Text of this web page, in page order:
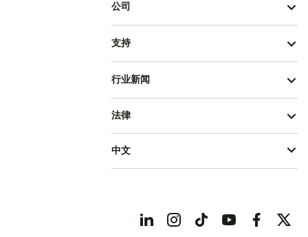
公司
支持
行业新闻
法律
中文